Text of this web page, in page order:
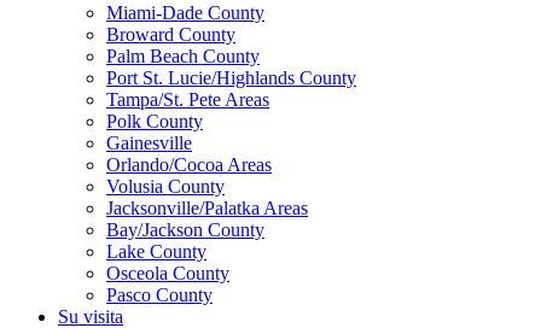
Miami-Dade County
Broward County
Palm Beach County
Port St. Lucie/Highlands County
Tampa/St. Pete Areas
Polk County
Gainesville
Orlando/Cocoa Areas
Volusia County
Jacksonville/Palatka Areas
Bay/Jackson County
Lake County
Osceola County
Pasco County
Su visita